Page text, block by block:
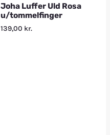
Joha Luffer Uld Rosa
u/tommelfinger
139,00 kr.